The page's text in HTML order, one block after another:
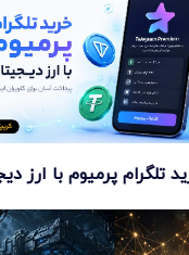
تلگرام پرمیوم با ارز